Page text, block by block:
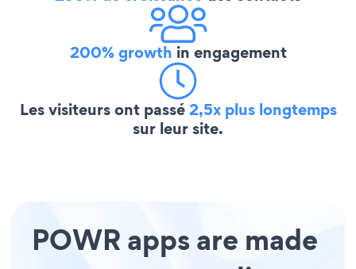
200% growth in engagement
Les visiteurs ont passé2,5x plus longtemps
sur leur site.
POWR apps are made